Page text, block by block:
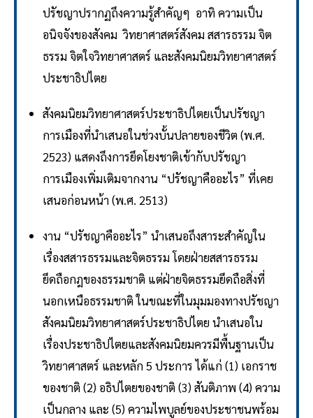
ปรัชญาปรากฏถึงความรู้สำคัญๆ อาทิ ความเป็น
อนิจจังของสังคม วิทยาศาสตร์สังคม สสารธรรม จิต
ธรรม จิตใจวิทยาศาสตร์ และสังคมนิยมวิทยาศาสตร์
ประชาธิปไตย
สังคมนิยมวิทยาศาสตร์ประชาธิปไตยเป็นปรัชญา
การเมืองที่นำเสนอในช่วงบั้นปลายของชีวิต (พ.ศ.
2523) แสดงถึงการยึดโยงชาติเข้ากับปรัชญา
การเมืองเพิ่มเติมจากงาน “ปรัชญาคืออะไร” ที่เคย
เสนอก่อนหน้า (พ.ศ. 2513)
งาน “ปรัชญาคืออะไร” นำเสนอถึงสาระสำคัญใน
เรื่องสสารธรรมและจิตธรรม โดยฝ่ายสสารธรรม
ยึดถือกฎของธรรมชาติ แต่ฝ่ายจิตธรรมยึดถือสิ่งที่
นอกเหนือธรรมชาติ ในขณะที่ในมุมมองทางปรัชญา
สังคมนิยมวิทยาศาสตร์ประชาธิปไตย นำเสนอใน
เรื่องประชาธิปไตยและสังคมนิยมควรมีพื้นฐานเป็น
วิทยาศาสตร์ และหลัก 5 ประการ ได้แก่ (1) เอกราช
ของชาติ (2) อธิปไตยของชาติ (3) สันติภาพ (4) ความ
เป็นกลาง และ (5) ความไพบูลย์ของประชาชนพร้อม